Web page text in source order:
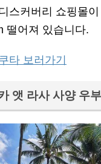
스커버리 쇼핑몰
떨어져 있습니다.
타 보러가기
앳 라사 사양 우